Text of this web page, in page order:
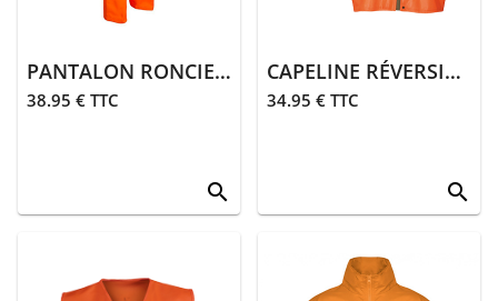
PANTALON RONCIER TRADITION | ORANGE
38.95 € TTC
search
CAPELINE RÉVERSIBLE
34.95 € TTC
search